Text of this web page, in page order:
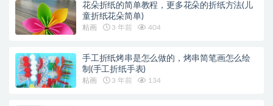
花朵折纸的简单教程，更多花朵的折纸方法(儿
童折纸花朵简单)
粘画 3 年前 404
手工折纸烤串是怎么做的，烤串简笔画怎么绘
制(手工折纸手表)
粘画 3 年前 134